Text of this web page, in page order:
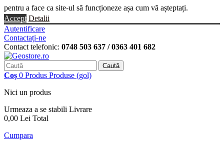
pentru a face ca site-ul să funcționeze așa cum vă așteptați.
Accept Detalii
Autentificare
Contactați-ne
Contact telefonic: 0748 503 637 / 0363 401 682
Caută
Coş 0 Produs Produse (gol)
Nici un produs
Urmeaza a se stabili Livrare
0,00 Lei Total
Cumpara